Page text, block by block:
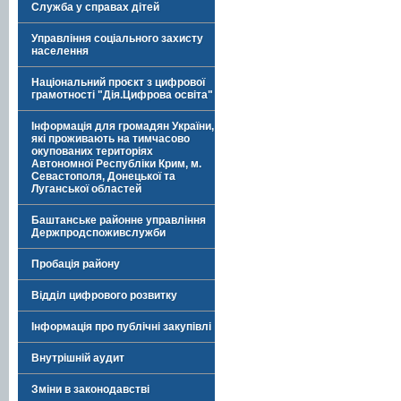
Служба у справах дітей
Управління соціального захисту
населення
Національний проєкт з цифрової
грамотності "Дія.Цифрова освіта"
Інформація для громадян України,
які проживають на тимчасово
окупованих територіях
Автономної Республіки Крим, м.
Севастополя, Донецької та
Луганської областей
Баштанське районне управління
Держпродспоживслужби
Пробація району
Відділ цифрового розвитку
Інформація про публічні закупівлі
Внутрішній аудит
Зміни в законодавстві